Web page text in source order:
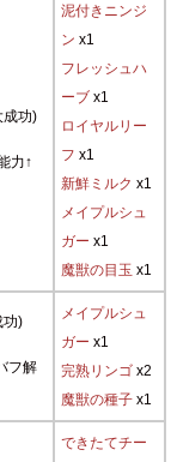
成功)
力↑
泥付きニンジ
ン x1
フレッシュハ
ーブx1
ロイヤルリー
フ x1
新鮮ミルク x1
メイプルシュ
ガー x1
魔獣の目玉 x1
功)
フ解
メイプルシュ
ガー x1
完熟リンゴx2
魔獣の種子x1
できたてチー